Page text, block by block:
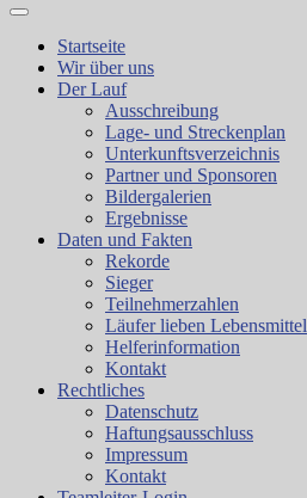
Startseite
Wir über uns
Der Lauf
Ausschreibung
Lage- und Streckenplan
Unterkunftsverzeichnis
Partner und Sponsoren
Bildergalerien
Ergebnisse
Daten und Fakten
Rekorde
Sieger
Teilnehmerzahlen
Läufer lieben Lebensmittel
Helferinformation
Kontakt
Rechtliches
Datenschutz
Haftungsausschluss
Impressum
Kontakt